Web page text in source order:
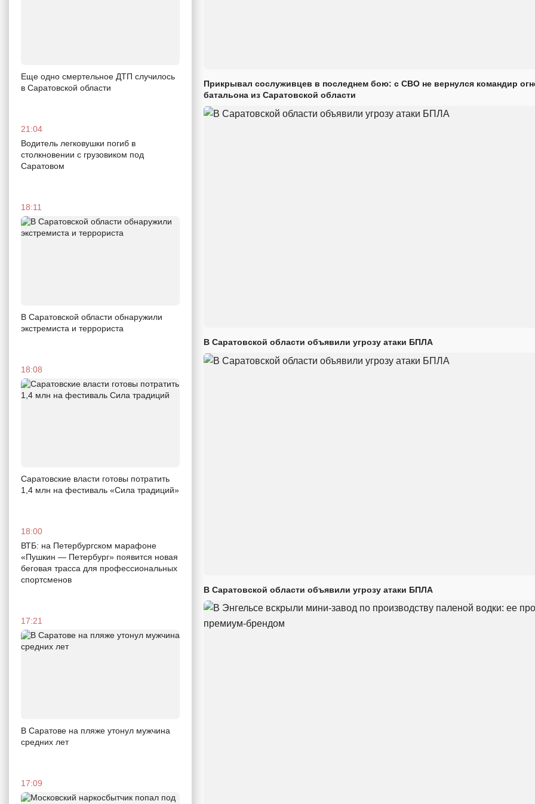
Еще одно смертельное ДТП случилось
в Саратовской области
21:04
Водитель легковушки погиб в
столкновении с грузовиком под
Саратовом
18:11
В Саратовской области обнаружили
экстремиста и террориста
18:08
Саратовские власти готовы потратить
1,4 млн на фестиваль «Сила традиций»
18:00
ВТБ: на Петербургском марафоне
«Пушкин — Петербург» появится новая
беговая трасса для профессиональных
спортсменов
17:21
В Саратове на пляже утонул мужчина
средних лет
17:09
Прикрывал сослуживцев в последнем бою: с СВО не вернулся командир
батальона из Саратовской области
В Саратовской области объявили угрозу атаки БПЛА
В Саратовской области объявили угрозу атаки БПЛА